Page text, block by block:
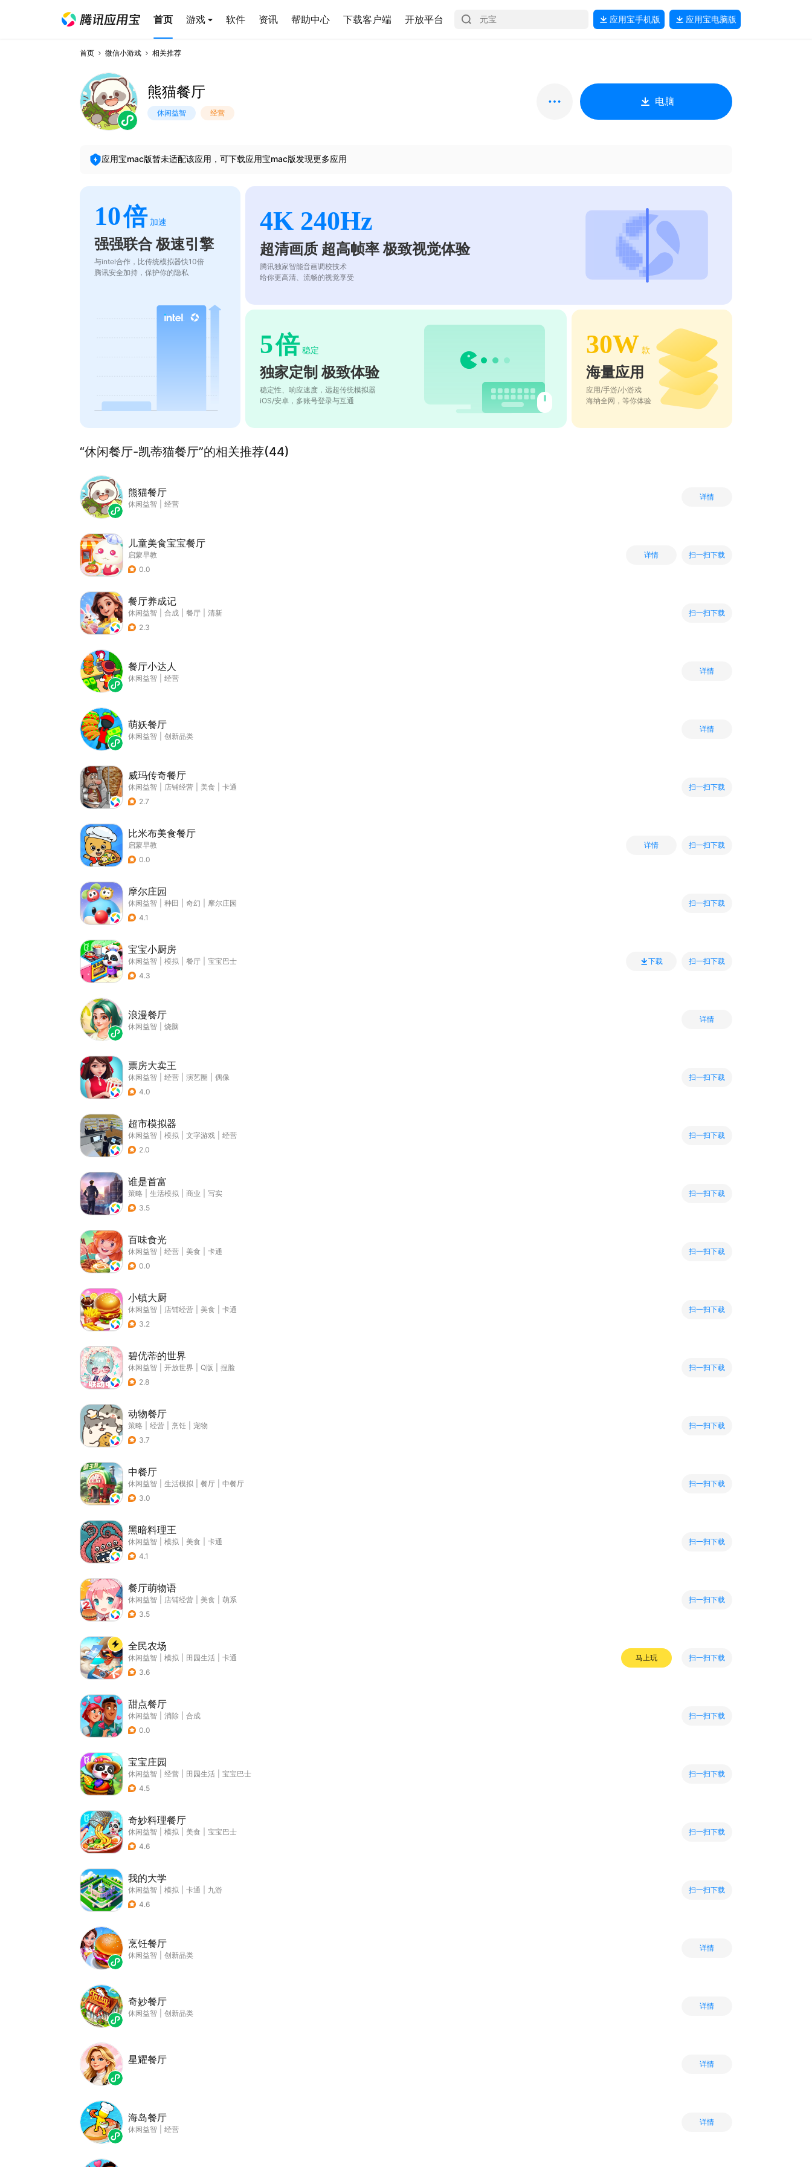
首页 游戏 软件 资讯 帮助中心 下载客户端 开放平台 应用宝手机版 应用宝电脑版
首页 微信小游戏 相关推荐
熊猫餐厅
休闲益智 经营
电脑
应用宝mac版暂未适配该应用，可下载应用宝mac版发现更多应用
10倍 加速
强强联合 极速引擎
与intel合作，比传统模拟器快10倍
腾讯安全加持，保护你的隐私
4K 240Hz
超清画质 超高帧率 极致视觉体验
腾讯独家智能音画调校技术
给你更高清、流畅的视觉享受
5倍 稳定
独家定制 极致体验
稳定性、响应速度，远超传统模拟器
iOS/安卓，多账号登录与互通
30W 款
海量应用
应用/手游/小游戏
海纳全网，等你体验
“休闲餐厅-凯蒂猫餐厅”的相关推荐(44)
熊猫餐厅
休闲益智 经营
详情
儿童美食宝宝餐厅
启蒙早教
0.0
详情 扫一扫下载
餐厅养成记
休闲益智 合成 餐厅
清新
2.3
扫一扫下载
餐厅小达人
休闲益智 经营
详情
萌妖餐厅
休闲益智 创新品类
详情
威玛传奇餐厅
休闲益智 店铺经营 美食
卡通
2.7
扫一扫下载
比米布美食餐厅
启蒙早教
0.0
详情 扫一扫下载
摩尔庄园
休闲益智 种田 奇幻
摩尔庄园
4.1
扫一扫下载
宝宝小厨房
休闲益智 模拟 餐厅
宝宝巴士
4.3
下载 扫一扫下载
浪漫餐厅
休闲益智 烧脑
详情
票房大卖王
休闲益智 经营 演艺圈
偶像
4.0
扫一扫下载
超市模拟器
休闲益智 模拟 文字游戏
经营
2.0
扫一扫下载
谁是首富
策略 生活模拟 商业
写实
3.5
扫一扫下载
百味食光
休闲益智 经营 美食
卡通
0.0
扫一扫下载
小镇大厨
休闲益智 店铺经营 美食
卡通
3.2
扫一扫下载
碧优蒂的世界
休闲益智 开放世界 Q版
捏脸
2.8
扫一扫下载
动物餐厅
策略 经营 烹饪
宠物
3.7
扫一扫下载
中餐厅
休闲益智 生活模拟 餐厅
中餐厅
3.0
扫一扫下载
黑暗料理王
休闲益智 模拟 美食
卡通
4.1
扫一扫下载
餐厅萌物语
休闲益智 店铺经营 美食
萌系
3.5
扫一扫下载
全民农场
休闲益智 模拟 田园生活
卡通
3.6
马上玩 扫一扫下载
甜点餐厅
休闲益智 消除
合成
0.0
扫一扫下载
宝宝庄园
休闲益智 经营 田园生活
宝宝巴士
4.5
扫一扫下载
奇妙料理餐厅
休闲益智 模拟 美食
宝宝巴士
4.6
扫一扫下载
我的大学
休闲益智 模拟 卡通
九游
4.6
扫一扫下载
烹饪餐厅
休闲益智 创新品类
详情
奇妙餐厅
休闲益智 创新品类
详情
星耀餐厅 详情
海岛餐厅
休闲益智 经营
详情